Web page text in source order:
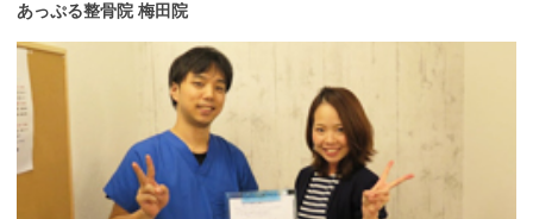
あっぷる整骨院 梅田院